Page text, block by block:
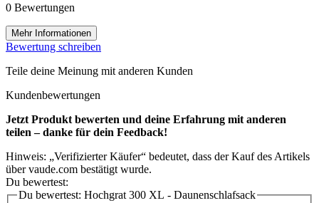
0 Bewertungen
Mehr Informationen
Bewertung schreiben
Teile deine Meinung mit anderen Kunden
Kundenbewertungen
Jetzt Produkt bewerten und deine Erfahrung mit anderen
teilen – danke für dein Feedback!
Hinweis: „Verifizierter Käufer“ bedeutet, dass der Kauf des Artikels
über vaude.com bestätigt wurde.
Du bewertest:
Du bewertest: Hochgrat 300 XL - Daunenschlafsack